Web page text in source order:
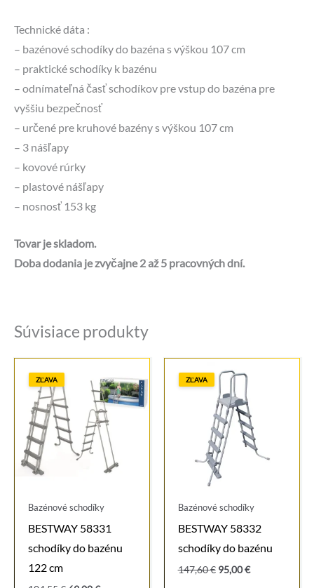
Technické dáta :
– bazénové schodíky do bazéna s výškou 107 cm
– praktické schodíky k bazénu
– odnímateľná časť schodíkov pre vstup do bazéna pre
vyššiu bezpečnosť
– určené pre kruhové bazény s výškou 107 cm
– 3 nášľapy
– kovové rúrky
– plastové nášľapy
– nosnosť 153 kg
Tovar je skladom.
Doba dodania je zvyčajne 2 až 5 pracovných dní.
Súvisiace produkty
ZĽAVA
Bazénové schodíky
BESTWAY 58331
schodíky do bazénu
122 cm
ZĽAVA
Bazénové schodíky
BESTWAY 58332
schodíky do bazénu
147,60€ Pôvodná
95,00€Aktuálna